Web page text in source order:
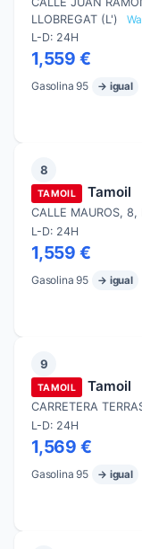
LLOBREGAT (L')
L-D: 24H
1,559 €
Gasolina 95 → igual
8
TAMOIL Tamoil
CALLE MAUROS, 8,
L-D: 24H
1,559 €
Gasolina 95 → igual
9
TAMOIL Tamoil
CARRETERA
L-D: 24H
1,569 €
Gasolina 95 → igual